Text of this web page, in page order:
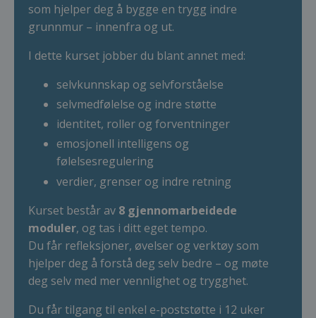
som hjelper deg å bygge en trygg indre
grunnmur – innenfra og ut.
I dette kurset jobber du blant annet med:
selvkunnskap og selvforståelse
selvmedfølelse og indre støtte
identitet, roller og forventninger
emosjonell intelligens og
følelsesregulering
verdier, grenser og indre retning
Kurset består av 8 gjennomarbeidede
moduler, og tas i ditt eget tempo.
Du får refleksjoner, øvelser og verktøy som
hjelper deg å forstå deg selv bedre – og møte
deg selv med mer vennlighet og trygghet.
Du får tilgang til enkel e-poststøtte i 12 uker